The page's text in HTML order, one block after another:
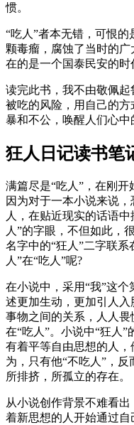
惯。
“吃人”者本无错，可恨
颗毒瘤，腐蚀了当时的
在的是一个国泰民安的时
读完此书，我不由敬佩
被吃的风险，用自己的
暴和不公，唤醒人们心中
狂人日记读书笔
满篇尽是“吃人”，在刚开
因为对于一本小说来说，
人，在贴近现实的话语
人”的字眼，不但如此，
名字中的“狂人”二字联
人”在“吃人”呢?
在小说中，采用“我”这
述更加生动，更加引人入
事物之间的关系，人人
在“吃人”。小说中“狂人
有着平等自由思想的人，
为，只有他“不吃人”，
所排挤，所孤立的存在。
从小说创作背景不难看
着新思想的人开始通过